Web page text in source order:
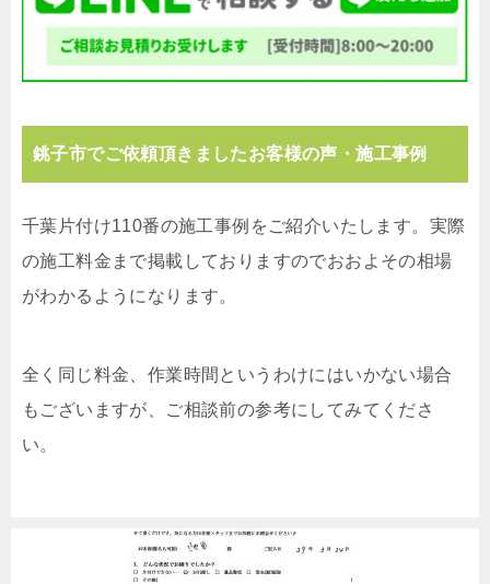
銚子市でご依頼頂きましたお客様の声・施工事例
千葉片付け110番の施工事例をご紹介いたします。実際
の施工料金まで掲載しておりますのでおおよその相場
がわかるようになります。
全く同じ料金、作業時間というわけにはいかない場合
もございますが、ご相談前の参考にしてみてくださ
い。